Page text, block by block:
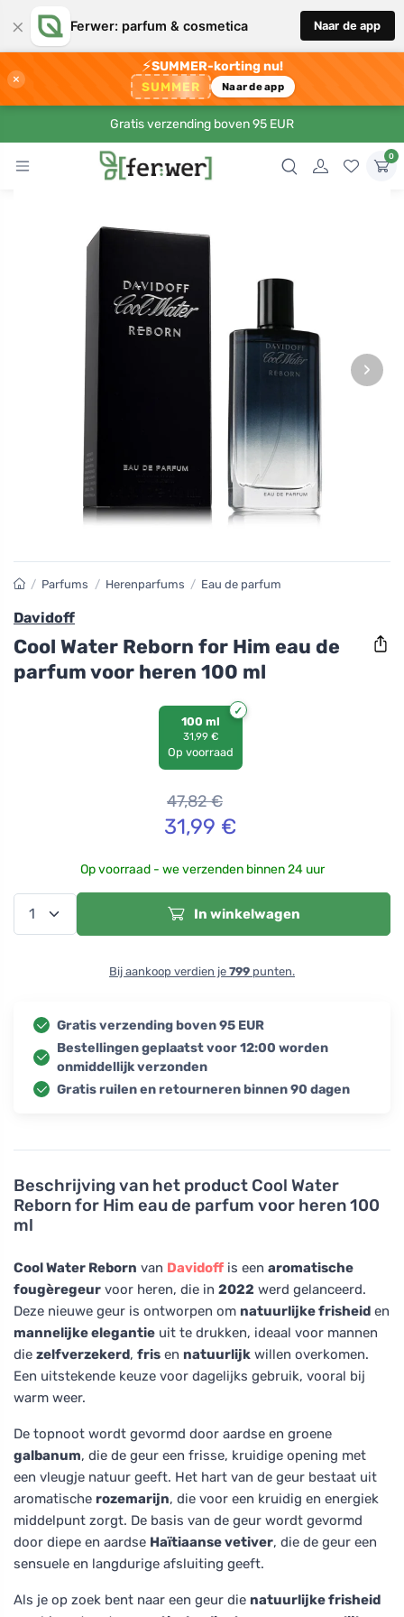
× Ferwer: parfum & cosmetica Naar de app
×
⚡SUMMER-korting nu!
SUMMER Naar de app
Gratis verzending boven 95 EUR
0
›
Beschrijving van het product Cool Water
Reborn for Him eau de parfum voor heren 100
ml
Cool Water Reborn van Davidoff is een aromatische
fougèregeur voor heren, die in 2022 werd gelanceerd.
Deze nieuwe geur is ontworpen om natuurlijke frisheid en
mannelijke elegantie uit te drukken, ideaal voor mannen
die zelfverzekerd, fris en natuurlijk willen overkomen.
Een uitstekende keuze voor dagelijks gebruik, vooral bij
warm weer.
De topnoot wordt gevormd door aardse en groene
galbanum, die de geur een frisse, kruidige opening met
een vleugje natuur geeft. Het hart van de geur bestaat uit
aromatische rozemarijn, die voor een kruidig en energiek
middelpunt zorgt. De basis van de geur wordt gevormd
door diepe en aardse Haïtiaanse vetiver, die de geur een
sensuele en langdurige afsluiting geeft.
Als je op zoek bent naar een geur die natuurlijke frisheid
/ Parfums / Herenparfums / Eau de parfum
Davidoff
Cool Water Reborn for Him eau de
parfum voor heren 100 ml
100 ml
31,99 €
Op voorraad
47,82€
31,99 €
Op voorraad - we verzenden binnen 24 uur
In winkelwagen
Bij aankoop verdien je 799 punten.
Gratis verzending boven 95 EUR
Bestellingen geplaatst voor 12:00 worden
onmiddellijk verzonden
Gratis ruilen en retourneren binnen 90 dagen